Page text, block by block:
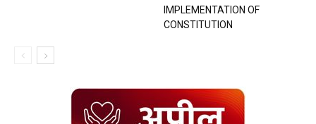
IMPLEMENTATION OF
CONSTITUTION